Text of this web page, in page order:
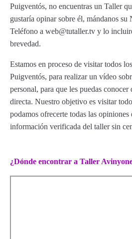
Puigventós, no encuentras un Taller
gustaría opinar sobre él, mándanos
Teléfono a web@tutaller.tv y lo
brevedad.
Estamos en proceso de visitar todos
Puigventós, para realizar un vídeo
personal, para que les puedas conocer
directa. Nuestro objetivo es visitar
podamos ofrecerte todas las opiniones
información verificada del taller sin
¿Dónde encontrar a Taller